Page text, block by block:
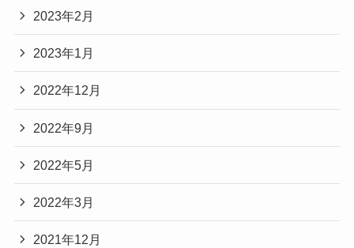
2023年2月
2023年1月
2022年12月
2022年9月
2022年5月
2022年3月
2021年12月